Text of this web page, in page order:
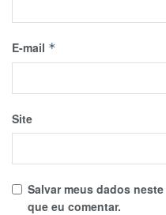
E-mail *
Site
Salvar meus dados
que eu comentar.